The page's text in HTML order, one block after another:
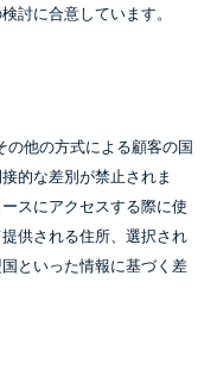
討に合意しています。
の他の方式による顧客の国
的な差別が禁止されま
スにアクセスする際に使
供される住所、選択され
といった情報に基づく差